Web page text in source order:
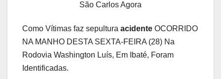
São Carlos Agora
Como Vítimas faz sepultura acidente OCORRIDO
NA MANHO DESTA SEXTA-FEIRA (28) Na
Rodovia Washington Luís, Em Ibaté, Foram
Identificadas.